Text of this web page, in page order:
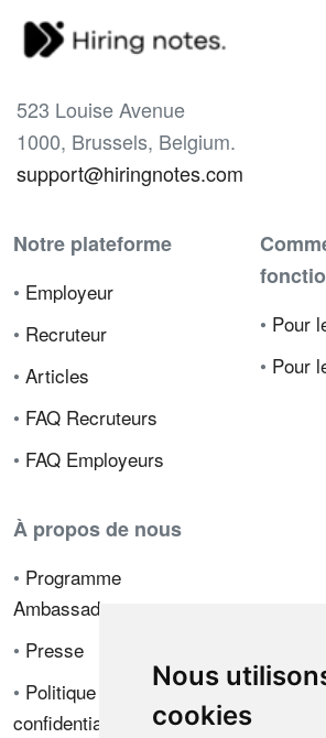
Nous
cookies
523 Louise Avenue
1000, Brussels, Belgium.
support@hiringnotes.com
Notre plateforme
• Employeur
• Recruteur
• Articles
• FAQ Recruteurs
• FAQ Employeurs
• Pour
• Pour
À propos de nous
• Programme
Ambassadeur
• Presse
• Politique de
confidentialité